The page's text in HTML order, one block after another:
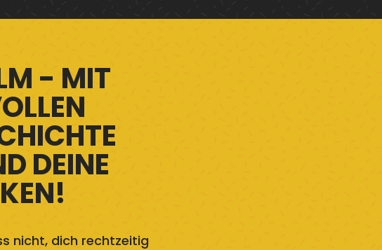
- MIT
DEINE
nicht, dich rechtzeitig